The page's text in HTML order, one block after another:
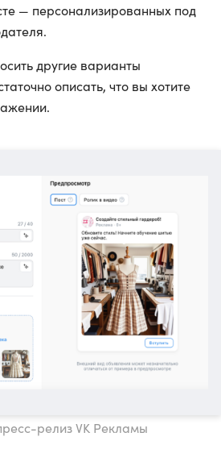
— персонализированных под
другие варианты
описать, что вы хотите
релиз VK Рекламы